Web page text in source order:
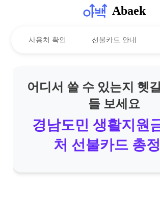
Abaek
사용처 확인 선불카드 안내
어디서 쓸 수 있는지 헷
들 보세요
경남도민 생활지원
처 선불카드 총